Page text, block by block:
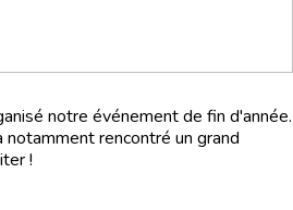
notre événement de fin d'année.
rencontré un grand
!